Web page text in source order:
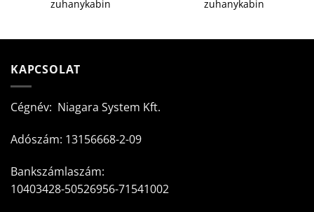
zuhanykabin
zuhanykabin
KAPCSOLAT
Cégnév: Niagara System Kft.
Adószám: 13156668-2-09
Bankszámlaszám:
10403428-50526956-71541002